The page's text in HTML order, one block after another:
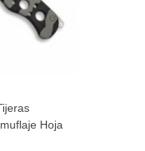
Hoja